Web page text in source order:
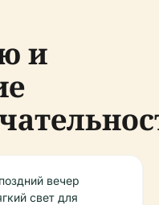
и
вечер
свет для